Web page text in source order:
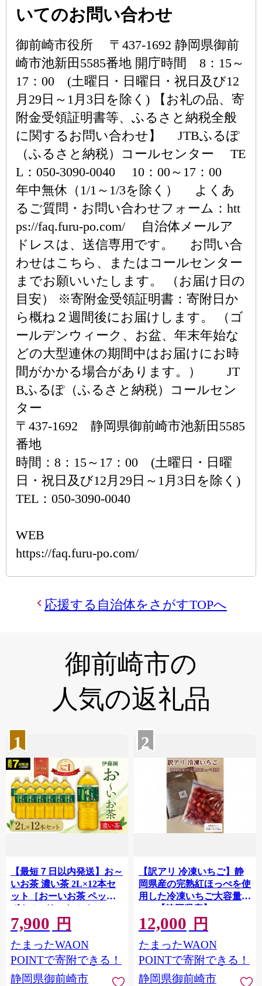
いてのお問い合わせ
御前崎市役所 〒437-1692 静岡県御前
崎市池新田5585番地 開庁時間 8：15～
17：00 (土曜日・日曜日・祝日及び12
月29日～1月3日を除く) 【お礼の品、寄
附金受領証明書等、ふるさと納税全般
に関するお問い合わせ】 JTBふるぽ
（ふるさと納税）コールセンター TE
L：050-3090-0040 10：00～17：00
年中無休（1/1～1/3を除く） よくあ
るご質問・お問い合わせフォーム：htt
ps://faq.furu-po.com/ 自治体メールア
ドレスは、送信専用です。 お問い合
わせはこちら、またはコールセンター
までお願いいたします。 （お届け日の
目安） ※寄附金受領証明書：寄附日か
ら概ね２週間後にお届けします。 （ゴ
ールデンウィーク、お盆、年末年始な
どの大型連休の期間中はお届けにお時
間がかかる場合があります。） JT
Bふるぽ（ふるさと納税）コールセン
ター
〒437-1692 静岡県御前崎市池新田5585
番地
時間：8：15～17：00 (土曜日・日曜
日・祝日及び12月29日～1月3日を除く)
TEL：050-3090-0040
WEB
https://faq.furu-po.com/
応援する自治体をさがすTOPへ
御前崎市の
人気の返礼品
1
【最短７日以内発送】お～
いお茶 濃い茶 2L×12本セ
ット［おーいお茶 ペット
ボトル 2リットル ケース
箱 伊藤園 静岡］
7,900 円
たまったWAON
POINTで寄附できる！
静岡県御前崎市
2
【訳アリ 冷凍いちご】静
岡県産の完熟紅ほっぺを使
用した冷凍いちご大容量
3kg!【静岡県産】
12,000 円
たまったWAON
POINTで寄附できる！
静岡県御前崎市